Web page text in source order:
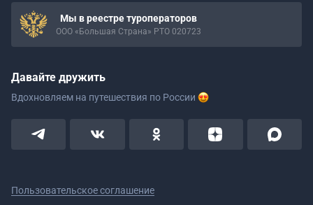
Мы в реестре туроператоров
ООО «Большая Страна» РТО 020723
Давайте дружить
Вдохновляем на путешествия по России
Пользовательское соглашение